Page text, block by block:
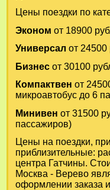
Цены поездки по
Эконом от 18900
Универсал от 24500
Бизнесот 30100
Компактвен от
микроавтобус до 6
Минивен от 31500
пассажиров)
Цены на поездки,
приблизительные:
центра Гатчины.
Москва - Верево
оформлении заказа